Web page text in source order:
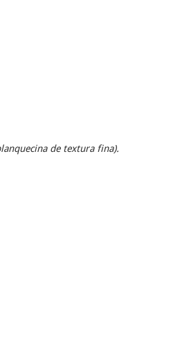
de textura fina).